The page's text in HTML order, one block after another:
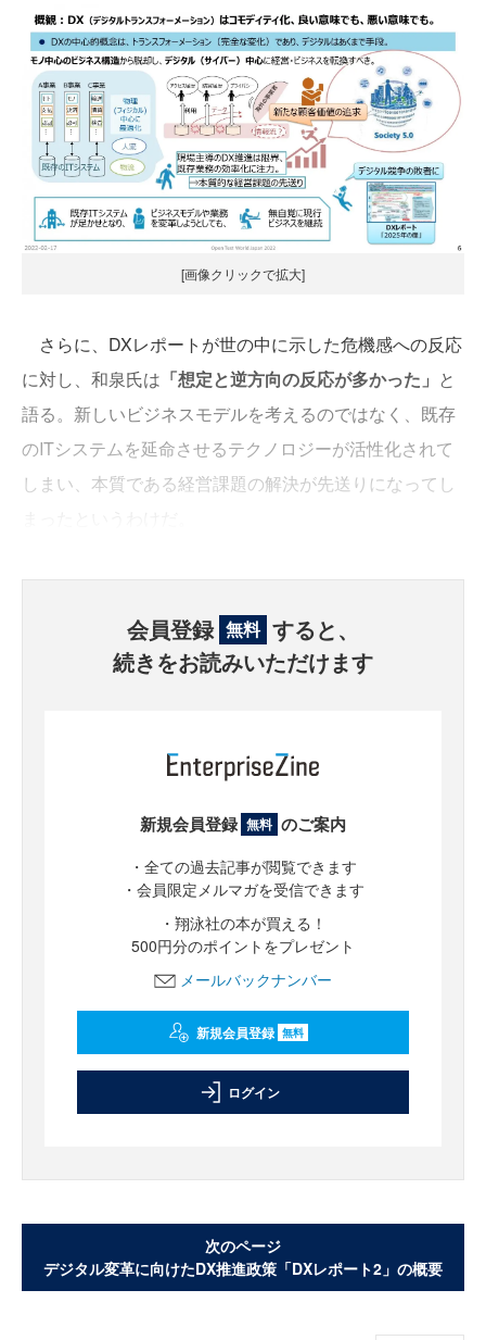
[画像クリックで拡大]
さらに、DXレポートが世の中に示した危機感への反応
に対し、和泉氏は 「想定と逆方向の反応が多かった」 と
語る。新しいビジネスモデルを考えるのではなく、既存
のITシステムを延命させるテクノロジーが活性化されて
しまい、本質である経営課題の解決が先送りになってし
会員登録 無料 すると、
続きをお読みいただけます
新規会員登録 無料 のご案内
・全ての過去記事が閲覧できます
・会員限定メルマガを受信できます
・翔泳社の本が買える！
500円分のポイントをプレゼント
メールバックナンバー
新規会員登録 無料
ログイン
次のページ
デジタル変革に向けたDX推進政策「DXレポート2」の概要